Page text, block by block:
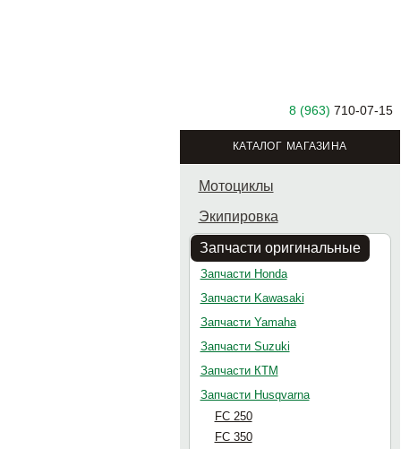
8 (963) 710-07-15
КАТАЛОГ МАГАЗИНА
Мотоциклы
Экипировка
Запчасти оригинальные
Запчасти Honda
Запчасти Kawasaki
Запчасти Yamaha
Запчасти Suzuki
Запчасти КТМ
Запчасти Husqvarna
FC 250
FC 350